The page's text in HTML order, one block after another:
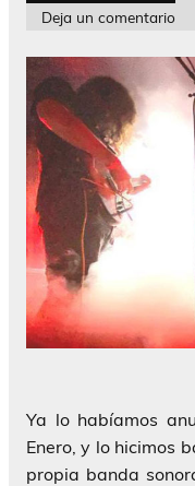
Deja un comentario
Ya lo habíamos
Enero, y lo hicimos
propia banda